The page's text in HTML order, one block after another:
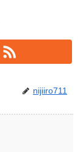
nijiiro711